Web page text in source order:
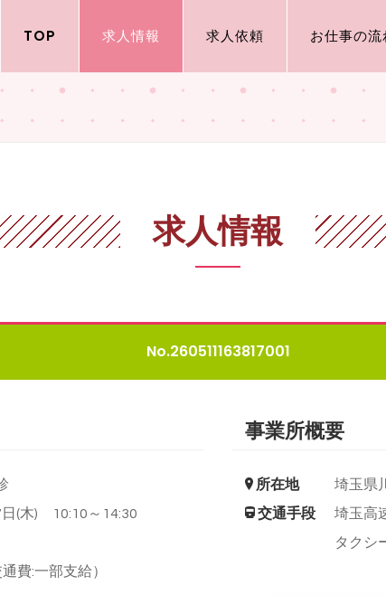
TOP 求人情報 求人依頼 お仕事の流
求人情報
No.260511163817001
(木) 10:10～14:30
通費:一部支給）
事業所概要
所在地
埼玉県
交通手段
埼玉高
タクシ